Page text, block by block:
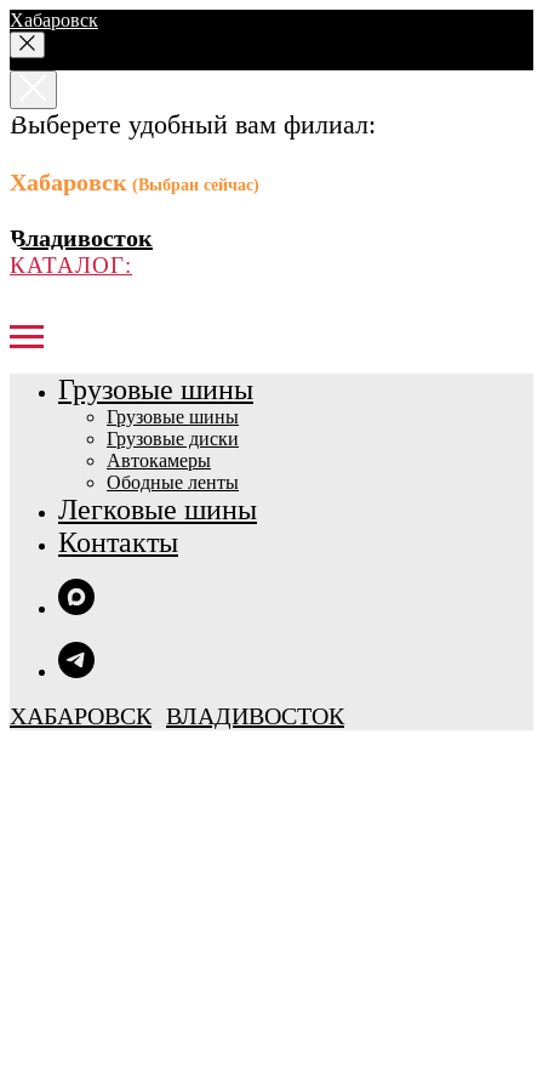
Хабаровск
Выберете удобный вам филиал:
Хабаровск (Выбран сейчас)
Владивосток
КАТАЛОГ:
Грузовые шины
Грузовые шины
Грузовые диски
Автокамеры
Ободные ленты
Легковые шины
Контакты
ХАБАРОВСК ВЛАДИВОСТОК